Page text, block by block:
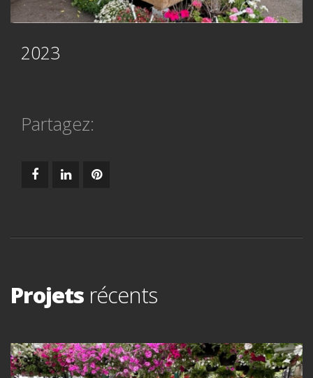
2023
Partagez:
Projets récents